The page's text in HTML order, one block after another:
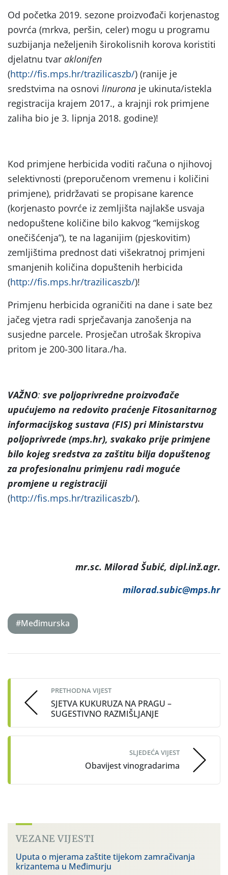
Od početka 2019. sezone proizvođači korjenastog
povrća (mrkva, peršin, celer) mogu u programu
suzbijanja neželjenih širokolisnih korova koristiti
djelatnu tvar aklonifen
(http://fis.mps.hr/trazilicaszb/) (ranije je
sredstvima na osnovi linurona je ukinuta/istekla
registracija krajem 2017., a krajnji rok primjene
zaliha bio je 3. lipnja 2018. godine)!
Kod primjene herbicida voditi računa o njihovoj
selektivnosti (preporučenom vremenu i količini
primjene), pridržavati se propisane karence
(korjenasto povrće iz zemljišta najlakše usvaja
nedopuštene količine bilo kakvog “kemijskog
onečišćenja”), te na laganijim (pjeskovitim)
zemljištima prednost dati višekratnoj primjeni
smanjenih količina dopuštenih herbicida
(http://fis.mps.hr/trazilicaszb/)!
Primjenu herbicida ograničiti na dane i sate bez
jačeg vjetra radi sprječavanja zanošenja na
susjedne parcele. Prosječan utrošak škropiva
pritom je 200-300 litara./ha.
VAŽNO: sve poljoprivredne proizvođače
upućujemo na redovito praćenje Fitosanitarnog
informacijskog sustava (FIS) pri Ministarstvu
poljoprivrede (mps.hr), svakako prije primjene
bilo kojeg sredstva za zaštitu bilja dopuštenog
za profesionalnu primjenu radi moguće
promjene u registraciji
(http://fis.mps.hr/trazilicaszb/).
mr.sc. Milorad Šubić, dipl.inž.agr.
milorad.subic@mps.hr
#Međimurska
navigation
PRETHODNA VIJEST
SJETVA KUKURUZA NA PRAGU –
SUGESTIVNO RAZMIŠLJANJE
SLJEDEĆA VIJEST
Obavijest vinogradarima
VEZANE VIJESTI
Uputa o mjerama zaštite tijekom zamračivanja
krizantema u Međimurju